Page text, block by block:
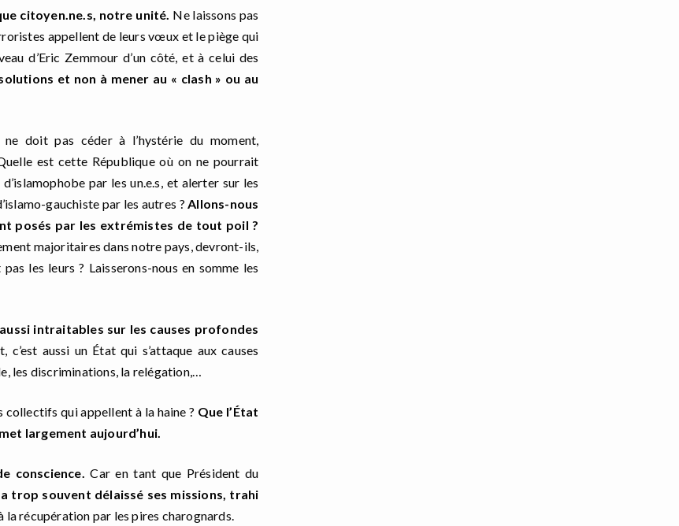
citoyen.ne.s, notre unité. Ne laissons pas
appellent de leurs vœux et le piège qui
d’Eric Zemmour d’un côté, et à celui des
et non à mener au « clash » ou au
doit pas céder à l’hystérie du moment,
est cette République où on ne pourrait
par les un.e.s, et alerter sur les
gauchiste par les autres ?Allons-nous
posés par les extrémistes de tout poil ?
majoritaires dans notre pays, devront-ils,
les leurs ? Laisserons-nous en somme les
intraitables sur les causes profondes
c’est aussi un État qui s’attaque aux causes
les discriminations, la relégation,…
collectifs qui appellent à la haine ? Que l’État
largement aujourd’hui.
conscience. Car en tant que Président du
trop souvent délaissé ses missions, trahi
la récupération par les pires charognards.